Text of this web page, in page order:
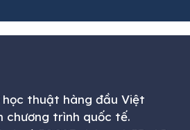
thuật hàng đầu Việt
chương trình quốc tế.